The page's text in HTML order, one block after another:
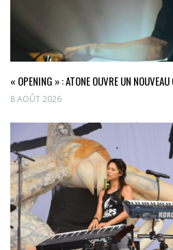
« OPENING » : ATONE OUVRE UN
8 AOÛT 2026